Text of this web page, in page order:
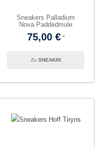
Sneakers Palladium
Nova Paddedmule
75,00 €
SNEAKIN